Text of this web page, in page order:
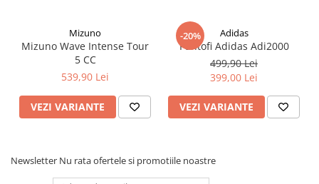
Mizuno
Mizuno Wave Intense Tour
5 CC
539,90 Lei
VEZI VARIANTE
-20% Adidas
Pantofi Adidas Adi2000
499,90 Lei
399,00 Lei
VEZI VARIANTE
Newsletter Nu rata ofertele si promotiile noastre